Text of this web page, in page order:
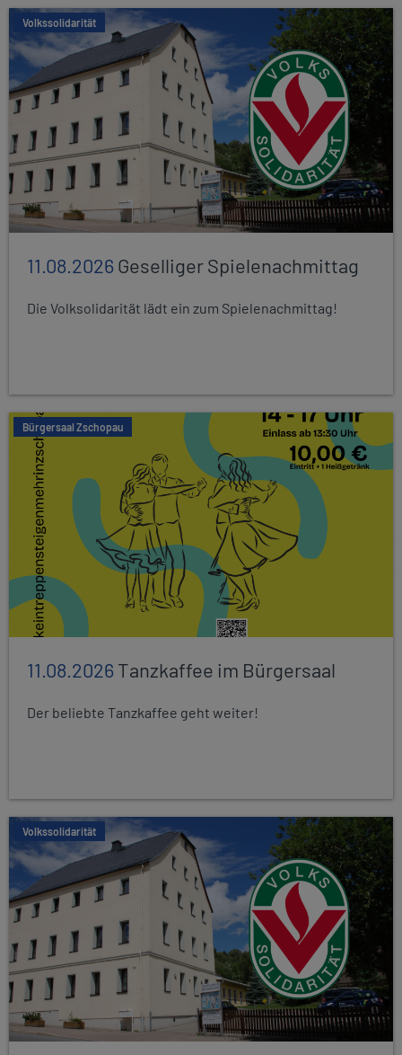
Volkssolidarität
11.08.2026Geselliger Spielenachmittag
Die Volksolidarität lädt ein zum Spielenachmittag!
Bürgersaal Zschopau
11.08.2026Tanzkaffee im Bürgersaal
Der beliebte Tanzkaffee geht weiter!
Volkssolidarität